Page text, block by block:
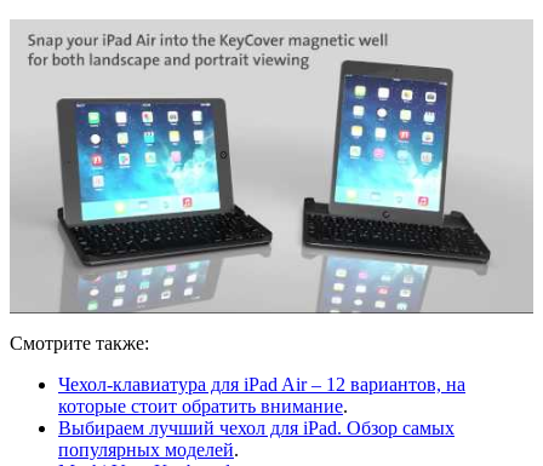
Смотрите также:
Чехол-клавиатура для iPad Air – 12 вариантов, на
которые стоит обратить внимание.
Выбираем лучший чехол для iPad. Обзор самых
популярных моделей.